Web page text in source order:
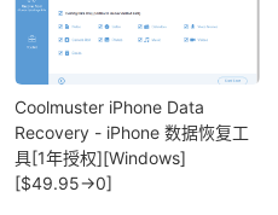
Coolmuster iPhone Data
Recovery - iPhone 数据恢复工
具[1年授权][Windows]
[$49.95→0]